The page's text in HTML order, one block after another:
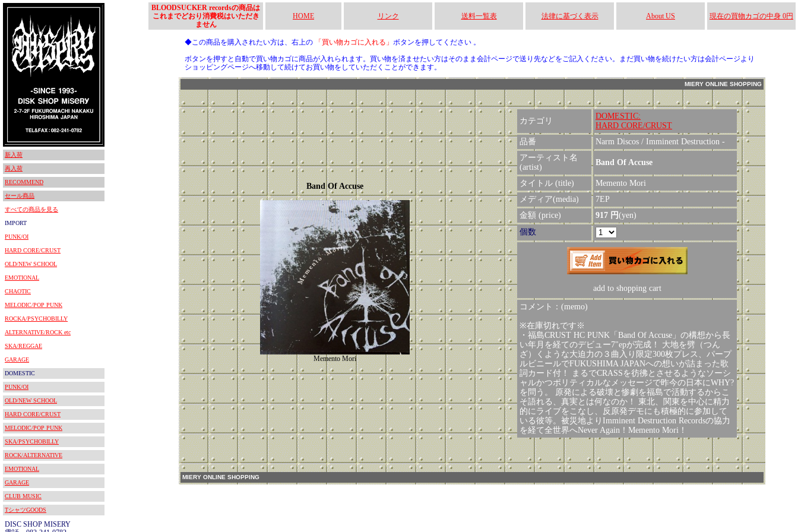
新入荷
再入荷
RECOMMEND
セール商品
すべての商品を見る
IMPORT
PUNK/OI
HARD CORE/CRUST
OLD/NEW SCHOOL
EMOTIONAL
CHAOTIC
MELODIC/POP PUNK
ROCKA/PSYCHOBILLY
ALTERNATIVE/ROCK etc
SKA/REGGAE
GARAGE
DOMESTIC
PUNK/OI
OLD/NEW SCHOOL
HARD CORE/CRUST
MELODIC/POP PUNK
SKA/PSYCHOBILLY
ROCK/ALTERNATIVE
EMOTIONAL
GARAGE
CLUB MUSIC
TシャツGOODS
DISC SHOP MISERY
BLOODSUCKER recordsの商品は
これまでどおり消費税はいただき
ません
HOME リンク 送料一覧表 法律に基づく表示 About US 現在の買物カゴの中身 0円
◆この商品を購入されたい方は、右上の 「買い物カゴに入れる」 ボタンを押してください 。
ボタンを押すと自動で買い物カゴに商品が入れられます。買い物を済ませたい方はそのまま会計ページで送り先などをご記入ください。まだ買い物を続けたい方は会計ページより
ショッピングページへ移動して続けてお買い物をしていただくことができます。
MIERY ONLINE SHOPPING
Band Of Accuse
Memento Mori
カテゴリ
DOMESTIC:
HARD CORE/CRUST
品番
Narm Discos / Imminent Destruction -
アーティスト名
(artist)
Band Of Accuse
タイトル (title)
Memento Mori
メディア(media)
7EP
金額 (price)
917 円(yen)
個数
add to shopping cart
コメント：(memo)
※在庫切れです※
・福島CRUST HC PUNK「Band Of Accuse」の構想から長
い年月を経てのデビュー7"epが完成！ 大地を劈（つん
ざ）くような大迫力の３曲入り限定300枚プレス、パープ
ルビニールでFUKUSHIMA JAPANへの想いが詰まった歌
詞カード付！ まるでCRASSを彷彿とさせるようなソーシ
ャルかつポリティカルなメッセージで昨今の日本にWHY?
を問う。 原発による破壊と惨劇を福島で活動するからこ
そ語れる、真実とは何なのか！ 東北、関東を中心に精力
的にライブをこなし、反原発デモにも積極的に参加して
いる彼等。被災地よりImminent Destruction Recordsの協力
を経て全世界へNever Again！Memento Mori！
MIERY ONLINE SHOPPING